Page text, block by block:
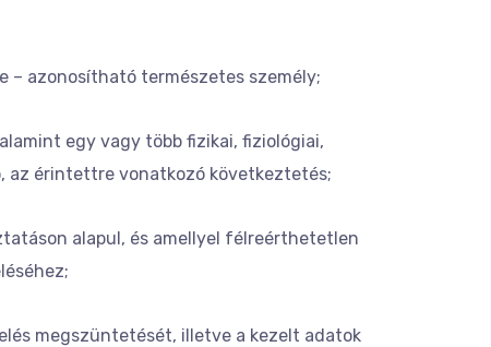
azonosítható természetes személy;
egy vagy több fizikai, fiziológiai,
az érintettre vonatkozó következtetés;
alapul, és amellyel félreérthetetlen
megszüntetését, illetve a kezelt adatok